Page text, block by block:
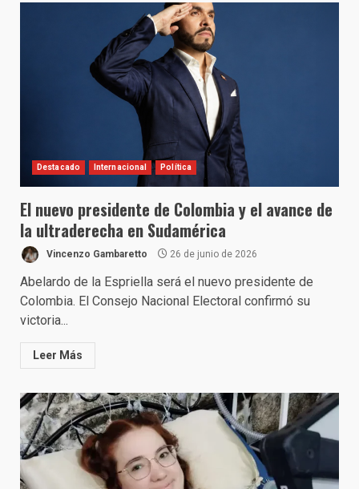
Destacado Internacional Política
El nuevo presidente de Colombia y el avance de
la ultraderecha en Sudamérica
Vincenzo Gambaretto 26 de junio de 2026
Abelardo de la Espriella será el nuevo presidente de
Colombia. El Consejo Nacional Electoral confirmó su
victoria...
Leer Más